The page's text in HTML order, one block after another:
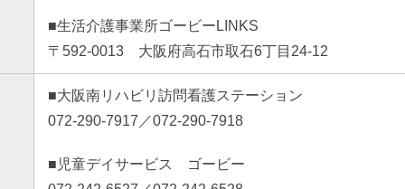
■生活介護事業所ゴービーLINKS
〒592-0013 大阪府高石市取石6丁目24-12
■大阪南リハビリ訪問看護ステーション
072-290-7917／072-290-7918
■児童デイサービス ゴービー